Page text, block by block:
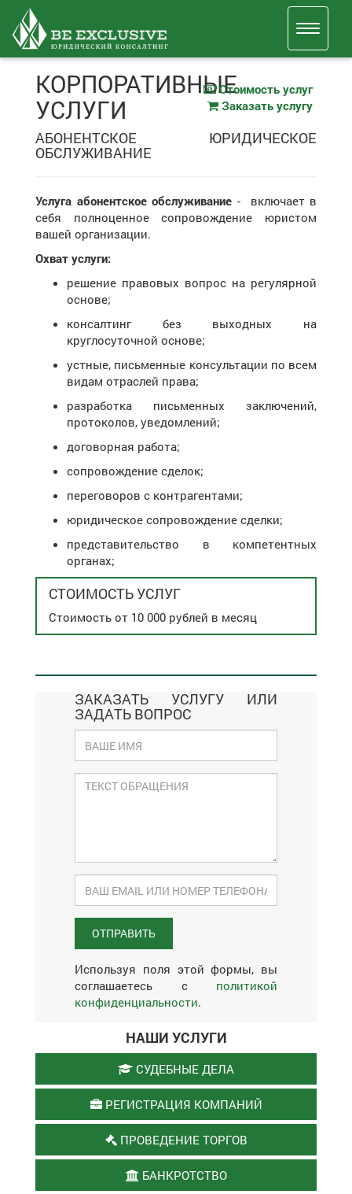
КОРПОРАТИВНЫЕ
УСЛУГИ
АБОНЕНТСКОЕ ЮРИДИЧЕСКОЕ
ОБСЛУЖИВАНИЕ
Услуга абонентское обслуживание - включает в
себя полноценное сопровождение юристом
вашей организации.
Охват услуги:
решение правовых вопрос на регулярной
основе;
консалтинг без выходных на
круглосуточной основе;
устные, письменные консультации по всем
видам отраслей права;
разработка письменных заключений,
протоколов, уведомлений;
договорная работа;
сопровождение сделок;
переговоров с контрагентами;
юридическое сопровождение сделки;
представительство в компетентных
органах;
СТОИМОСТЬ УСЛУГ
Стоимость от 10 000 рублей в месяц
ЗАКАЗАТЬ УСЛУГУ ИЛИ
ЗАДАТЬ ВОПРОС
Используя поля этой формы, вы
соглашаетесь с политикой
конфиденциальности.
Стоимость услуг
Заказать услугу
НАШИ УСЛУГИ
СУДЕБНЫЕ ДЕЛА
РЕГИСТРАЦИЯ КОМПАНИЙ
ПРОВЕДЕНИЕ ТОРГОВ
БАНКРОТСТВО